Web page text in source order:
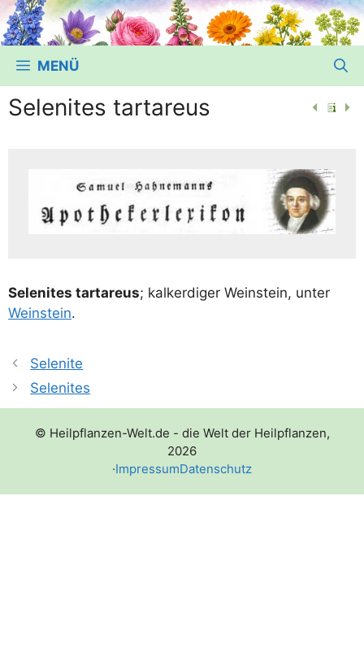
MENÜ
Selenites tartareus
Sele­ni­tes tar­tareus; kal­k­er­di­ger Wein­stein, unter
Wein­stein.
Selenite
Selenites
© Heilpflanzen-Welt.de - die Welt der Heilpflanzen,
2026
·ImpressumDatenschutz